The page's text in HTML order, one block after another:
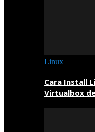
Linux
Cara Install
Virtualbox